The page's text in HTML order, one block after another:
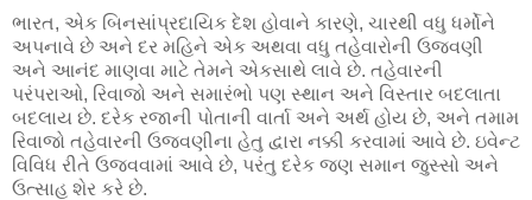
ભારત, એક બિનસાંપ્રદાયિક દેશ હોવાને કારણે, ચારથી વધુ ધર્મોને
અપનાવે છે અને દર મહિને એક અથવા વધુ તહેવારોની ઉજવણી
અને આનંદ માણવા માટે તેમને એકસાથે લાવે છે. તહેવારની
પરંપરાઓ, રિવાજો અને સમારંભો પણ સ્થાન અને વિસ્તાર બદલાતા
બદલાય છે. દરેક રજાની પોતાની વાર્તા અને અર્થ હોય છે, અને તમામ
રિવાજો તહેવારની ઉજવણીના હેતુ દ્વારા નક્કી કરવામાં આવે છે. ઇવેન્ટ
વિવિધ રીતે ઉજવવામાં આવે છે, પરંતુ દરેક જણ સમાન જુસ્સો અને
ઉત્સાહ શેર કરે છે.